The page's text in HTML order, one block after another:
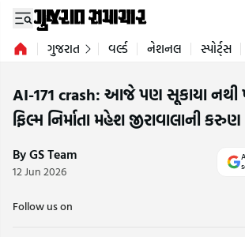
ગુજરાત વર્લ્ડ નેશનલ સ્પોર્ટ્સ
AI-171 crash: આજે પણ સૂકાયા નથી
ફિલ્મ નિર્માતા મહેશ જીરાવાલાની કરુણ
By GS Team
12 Jun 2026
Follow us on